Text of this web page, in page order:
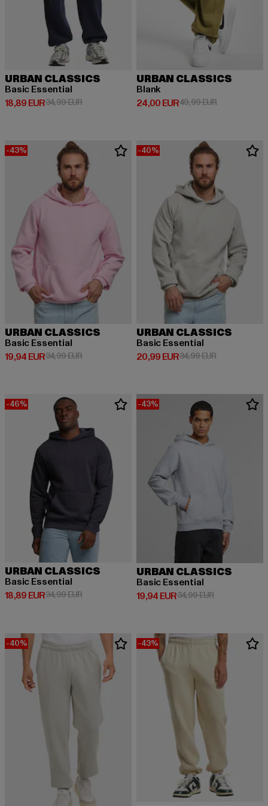
URBAN CLASSICS
Basic Essential
18,89 EUR
Derzeitiger Preis: 18,89 EUR
34,99 EURAktionspreis: 34,99 EUR
URBAN CLASSICS
Blank
24,00 EUR
Derzeitiger Preis: 24,00 EUR
49,99 EURAktionspreis:
-43%
URBAN CLASSICS
Basic Essential
19,94 EUR
Derzeitiger Preis: 19,94 EUR
34,99 EURAktionspreis: 34,99 EUR
-40%
URBAN CLASSICS
Basic Essential
20,99 EUR
Derzeitiger Preis: 20,99 EUR
34,99 EURAktionspreis:
-46%
URBAN CLASSICS
Basic Essential
18,89 EUR
Derzeitiger Preis: 18,89 EUR
34,99 EURAktionspreis: 34,99 EUR
-43%
URBAN CLASSICS
Basic Essential
19,94 EUR
Derzeitiger Preis: 19,94 EUR
34,99 EURAktionspreis:
-40% -43%